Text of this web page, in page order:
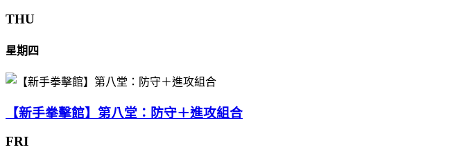
THU
星期四
【新手拳擊館】第八堂：防守＋進攻組合
FRI